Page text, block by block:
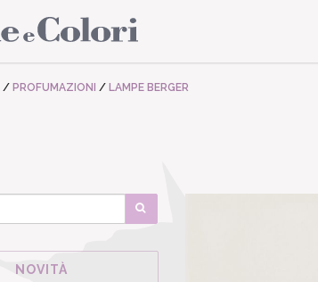
/ PROFUMAZIONI / LAMPE BERGER
NOVITÀ